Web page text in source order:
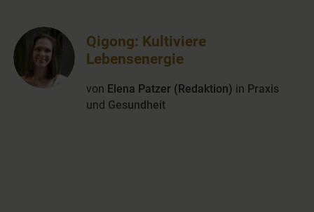
Qigong: Kultiviere
Lebensenergie
von Elena Patzer (Redaktion) in Praxis
und Gesundheit